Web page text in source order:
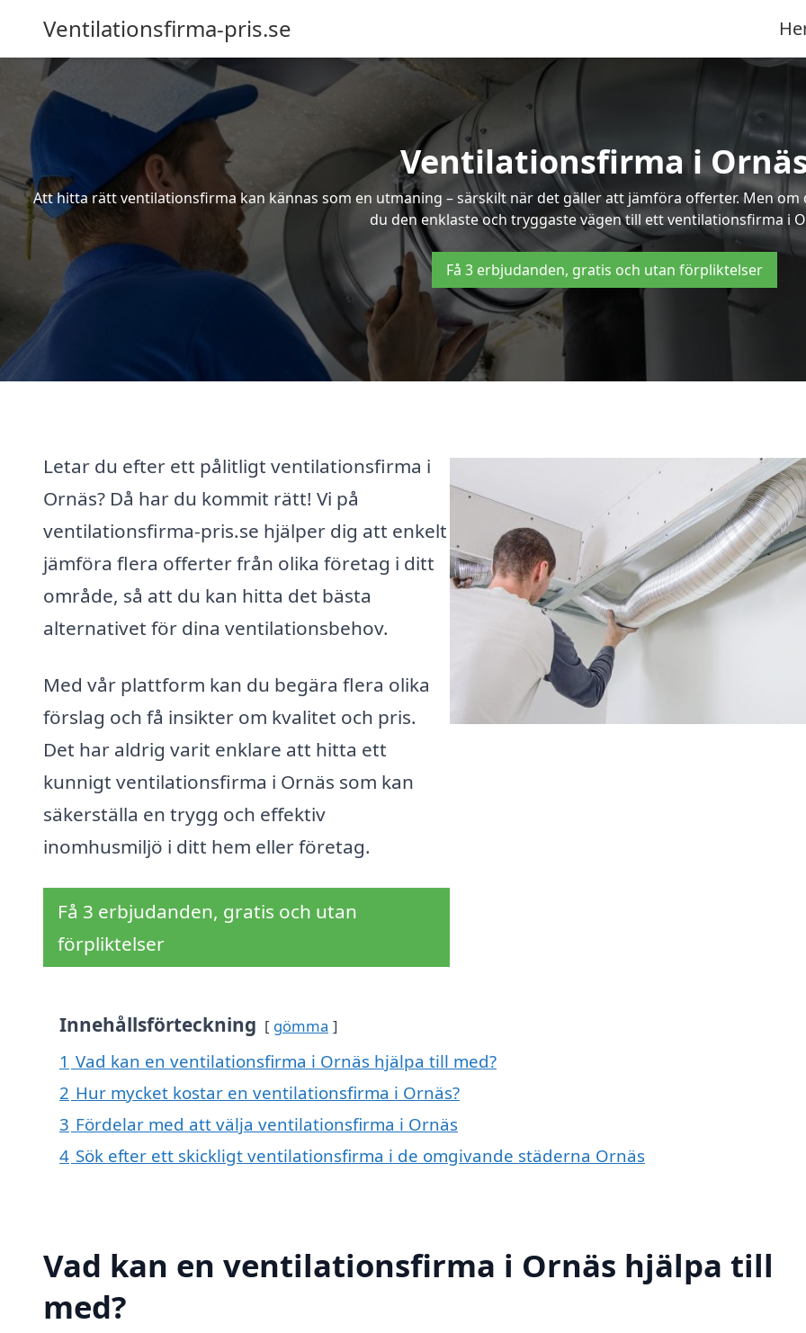
Ventilationsfirma-pris.se
Ventilationsfirma i
Att hitta rätt ventilationsfirma kan kännas som en utmaning – särskilt när det gäller att jämföra offerter. Men
du den enklaste och tryggaste vägen till ett ventilationsfirma i
Få 3 erbjudanden, gratis och utan förpliktelser
Letar du efter ett pålitligt ventilationsfirma i
Ornäs? Då har du kommit rätt! Vi på
ventilationsfirma-pris.se hjälper dig att enkelt
jämföra flera offerter från olika företag i ditt
område, så att du kan hitta det bästa
alternativet för dina ventilationsbehov.
Med vår plattform kan du begära flera olika
förslag och få insikter om kvalitet och pris.
Det har aldrig varit enklare att hitta ett
kunnigt ventilationsfirma i Ornäs som kan
säkerställa en trygg och effektiv
inomhusmiljö i ditt hem eller företag.
Få 3 erbjudanden, gratis och utan
förpliktelser
Innehållsförteckning gömma
1 Vad kan en ventilationsfirma i Ornäs hjälpa till med?
2 Hur mycket kostar en ventilationsfirma i Ornäs?
3 Fördelar med att välja ventilationsfirma i Ornäs
4 Sök efter ett skickligt ventilationsfirma i de omgivande städerna Ornäs
Vad kan en ventilationsfirma i Ornäs hjälpa till
med?